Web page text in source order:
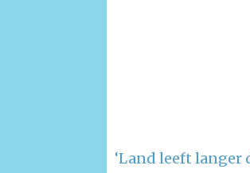
‘Land leeft langer